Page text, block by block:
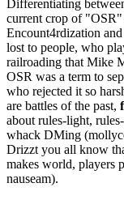
Differentiating
current crop of
Encount4rdization
lost to people, who
railroading that Mike
OSR was a term to
who rejected it so
are battles of the past,
about rules-light,
whack DMing
Drizzt you all know
makes world, players
nauseam).